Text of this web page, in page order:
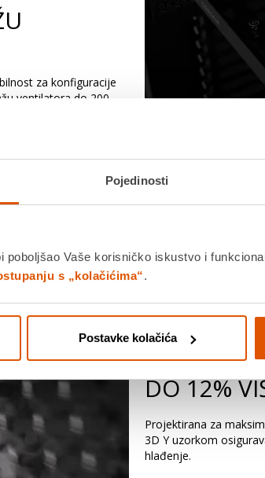
Pojedinosti
poboljšao Vaše korisničko iskustvo i
s „kolačićima“.
Postavke kolačića
za konfiguracije
ventilatora do 200
ciljani protok zraka
DO 12%
Projektirana za
3D Y uzorkom
hlađenje.